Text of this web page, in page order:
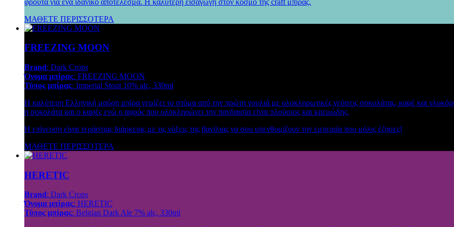
ΜΑΘΕΤΕ ΠΕΡΙΣΣΟΤΕΡΑ
FREEZING MOON
Brand: Dark Crops
Όνομα μπίρας: FREEZING MOON
Τύπος μπίρας: Imperial Stout 10% alc, 330ml
Η καλύτερη Ελληνική μαύρη μπίρα γεμίζει το στόμα από την πρώτη γουλιά με ολοκληρωτικές γεύσεις σοκολάτας, καφέ και
η σοκολάτα και ο καφές ενώ ο αφρός που ολοκληρώνει την πανδαισία είναι πλούσιος και κρεμώδης.
Η επίγευση είναι τεράστιας διάρκειας με τις νύξεις της βανίλιας να σου υπενθυμίζουν την εμπειρία που μόλις έζησες!
ΜΑΘΕΤΕ ΠΕΡΙΣΣΟΤΕΡΑ
HERETIC
Brand: Dark Crops
Όνομα μπίρας: HERETIC
Τύπος μπίρας: Belgian Dark Ale 7% alc, 330ml